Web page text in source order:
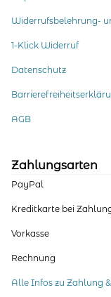
Widerrufsbelehrung-
1-Klick Widerruf
Datenschutz
AGB
Zahlungsarten
PayPal
Kreditkarte bei
Vorkasse
Rechnung
Alle Infos zu Zahlung